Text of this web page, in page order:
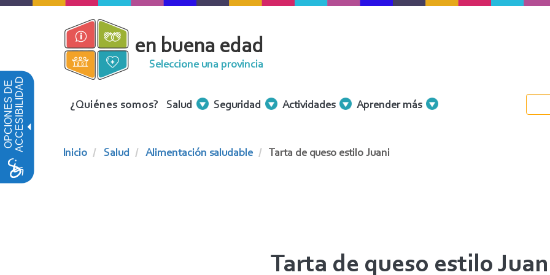
OPCIONES DEACCESIBILIDAD
Pasar
en buena edad
Seleccione una provincia
Menu
¿Quiénes somos? Salud Seguridad Actividades Aprender más
Inicio Salud Alimentación saludable Tarta de queso estilo Juani
Tarta de queso estilo